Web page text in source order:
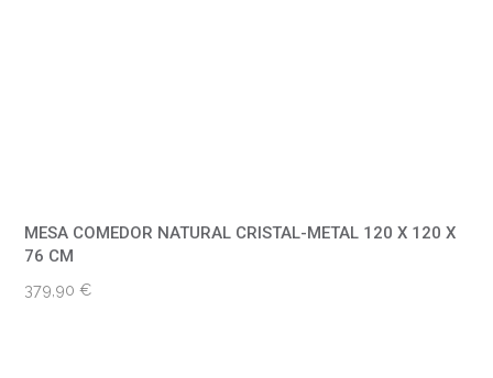
MESA COMEDOR NATURAL CRISTAL-METAL 120 X 120 X
76 CM
379,90€